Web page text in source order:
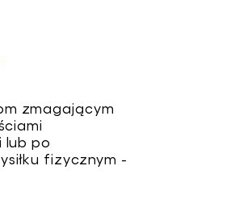
zmagającym
lub po
fizycznym -